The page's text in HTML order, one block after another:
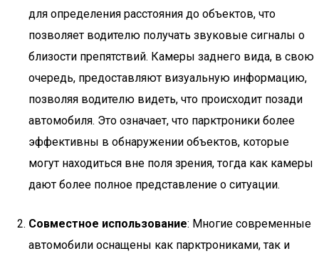
для определения расстояния до объектов, что
позволяет водителю получать звуковые сигналы о
близости препятствий. Камеры заднего вида, в свою
очередь, предоставляют визуальную информацию,
позволяя водителю видеть, что происходит позади
автомобиля. Это означает, что парктроники более
эффективны в обнаружении объектов, которые
могут находиться вне поля зрения, тогда как камеры
дают более полное представление о ситуации.
Совместное использование: Многие современные
автомобили оснащены как парктрониками, так и